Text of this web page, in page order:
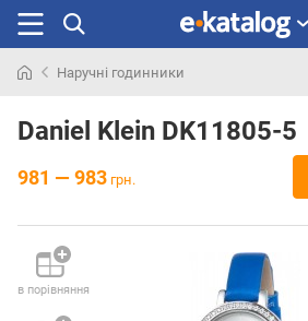
раніше
Наручні годинники
Daniel Klein DK11805-5
981 — 983 грн.
в порівняння